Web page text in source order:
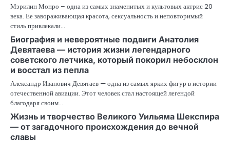
Мэрилин Монро – одна из самых знаменитых и культовых актрис 20
века. Ее завораживающая красота, сексуальность и неповторимый
стиль привлекали…
Биография и невероятные подвиги Анатолия
Девятаева — история жизни легендарного
советского летчика, который покорил небосклон
и восстал из пепла
Александр Иванович Девятаев — одна из самых ярких фигур в истории
отечественной авиации. Этот человек стал настоящей легендой
благодаря своим…
Жизнь и творчество Великого Уильяма Шекспира
— от загадочного происхождения до вечной
славы